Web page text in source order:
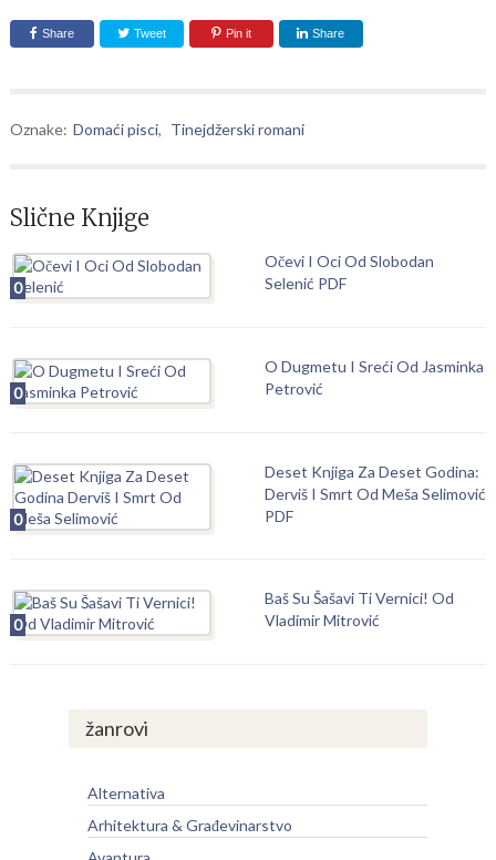
Share Tweet Pin it Share
Oznake: Domaći pisci, Tinejdžerski romani
Slične Knjige
0
Očevi I Oci Od Slobodan
Selenić PDF
0
O Dugmetu I Sreći Od Jasminka
Petrović
0
Deset Knjiga Za Deset Godina:
Derviš I Smrt Od Meša Selimović
PDF
0
Baš Su Šašavi Ti Vernici! Od
Vladimir Mitrović
žanrovi
Alternativa
Arhitektura & Građevinarstvo